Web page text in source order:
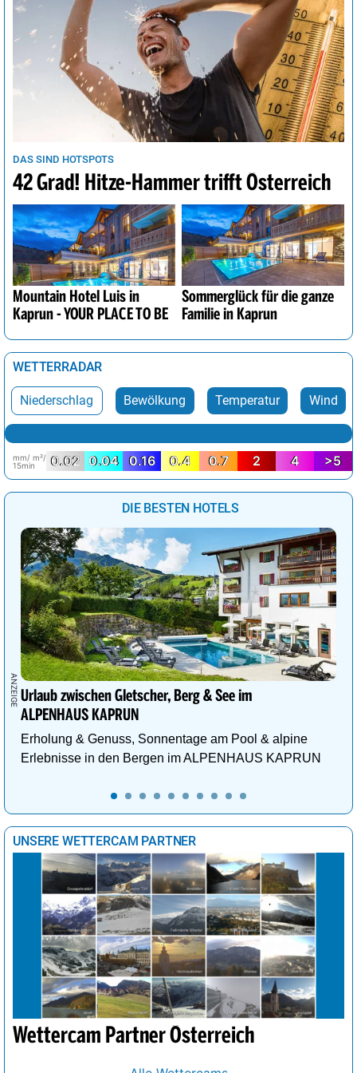
DAS SIND HOTSPOTS
42 Grad! Hitze-Hammer trifft Österreich
Mountain Hotel Luis in
Kaprun - YOUR PLACE TO BE
Sommerglück für die ganze
Familie in Kaprun
WETTERRADAR
Niederschlag Bewölkung Temperatur Wind
mm/ m²/
15min
0.02 0.04 0.16 0.4 0.7 2 4 >5
DIE BESTEN HOTELS
Urlaub zwischen Gletscher, Berg & See im
ALPENHAUS KAPRUN
Erholung & Genuss, Sonnentage am Pool & alpine
Erlebnisse in den Bergen im ALPENHAUS KAPRUN
UNSERE WETTERCAM PARTNER
Wettercam Partner Österreich